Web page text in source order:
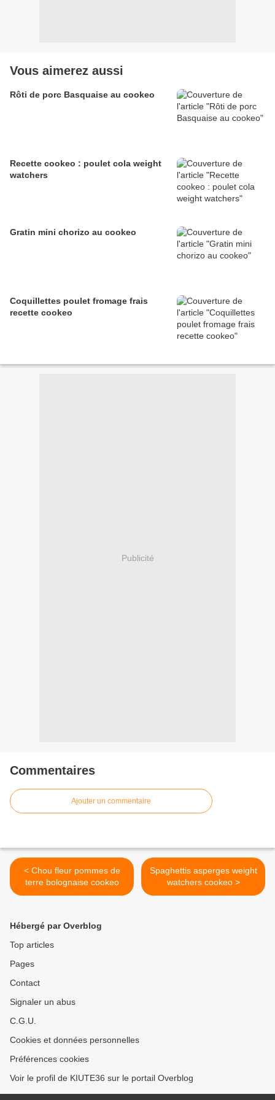
Vous aimerez aussi
Rôti de porc Basquaise au cookeo
Recette cookeo : poulet cola weight
watchers
Gratin mini chorizo au cookeo
Coquillettes poulet fromage frais
recette cookeo
Publicité
Commentaires
Ajouter un commentaire
< Chou fleur pommes de
terre bolognaise cookeo
Spaghettis asperges weight
watchers cookeo >
Hébergé par Overblog
Top articles
Pages
Contact
Signaler un abus
C.G.U.
Cookies et données personnelles
Préférences cookies
Voir le profil de KIUTE36 sur le portail Overblog